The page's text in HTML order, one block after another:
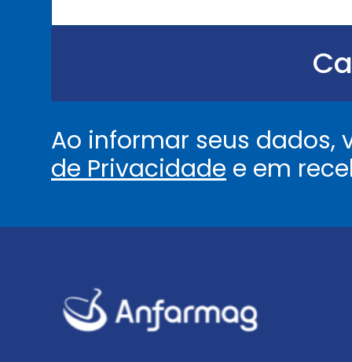
.
Ao informar seus
de Privacidade e em